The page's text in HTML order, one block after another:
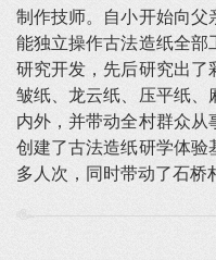
制作技师。自小开始向父
能独立操作古法造纸全部
研究开发，先后研究出了
皱纸、龙云纸、压平纸、
内外，并带动全村群众从
创建了古法造纸研学体验
多人次，同时带动了石桥